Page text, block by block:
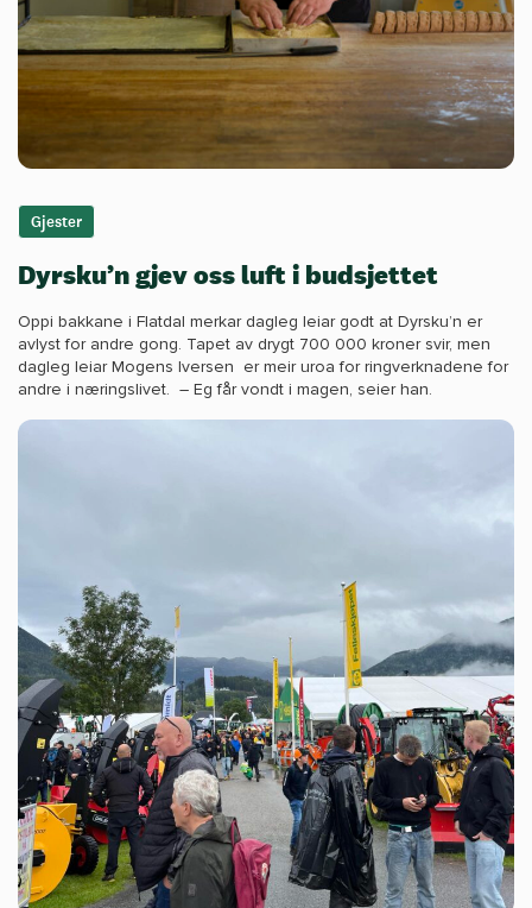
Gjester
Dyrsku’n gjev oss luft i budsjettet
Oppi bakkane i Flatdal merkar dagleg leiar godt at Dyrsku’n er
avlyst for andre gong. Tapet av drygt 700 000 kroner svir, men
dagleg leiar Mogens Iversen er meir uroa for ringverknadene for
andre i næringslivet. – Eg får vondt i magen, seier han.